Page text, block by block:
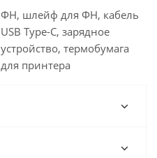
ФН, шлейф для ФН, кабель
USB Type-C, зарядное
устройство, термобумага
для принтера